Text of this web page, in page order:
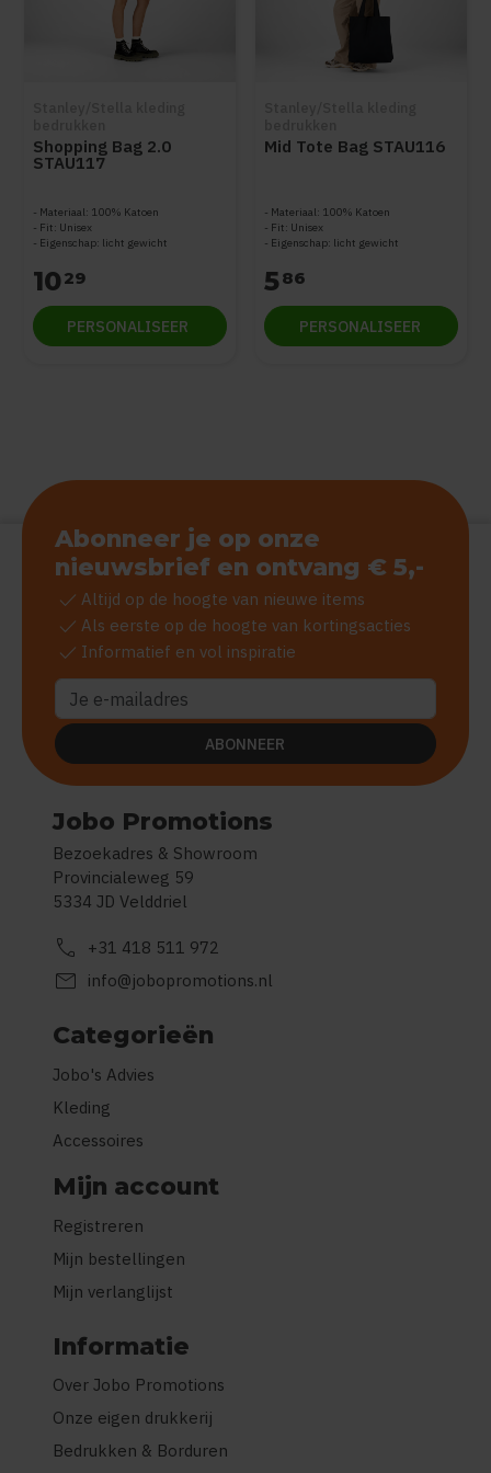
Shopping Bag 2.0
STAU117
Materiaal: 100% Katoen
Fit: Unisex
Eigenschap: licht gewicht
1029
PERSONALISEER
Mid Tote Bag STAU116
Materiaal: 100% Katoen
Fit: Unisex
Eigenschap: licht gewicht
586
PERSONALISEER
Jobo Promotions
Bezoekadres & Showroom
Provincialeweg 59
5334 JD Velddriel
call +31 418 511 972
mail info@jobopromotions.nl
Categorieën
Jobo's Advies
Kleding
Accessoires
Mijn account
Registreren
Mijn bestellingen
Mijn verlanglijst
Informatie
Over Jobo Promotions
Onze eigen drukkerij
Bedrukken & Borduren
Abonneer je op onze
nieuwsbrief en ontvang € 5,-
check Altijd op de hoogte van nieuwe items
check Als eerste op de hoogte van kortingsacties
check Informatief en vol inspiratie
ABONNEER